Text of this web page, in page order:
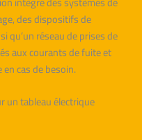
des dispositifs de
qu’un réseau de prises de
aux courants de fuite et
cas de besoin.
un tableau électrique